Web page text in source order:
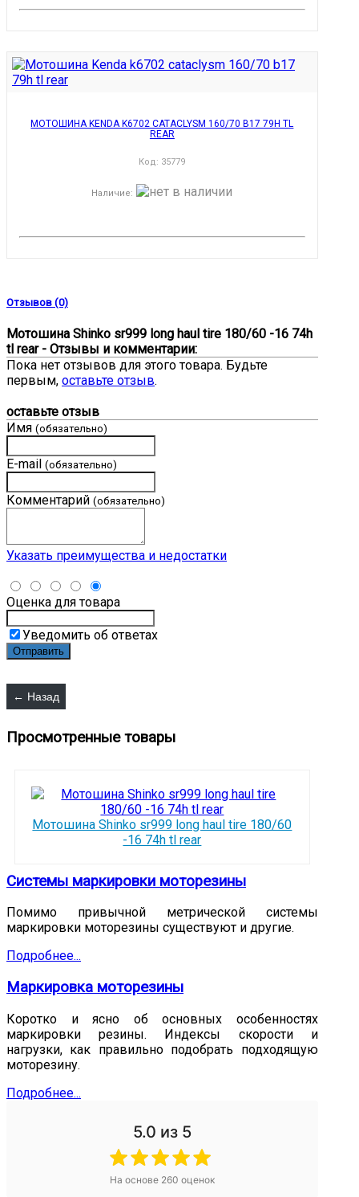
МОТОШИНА KENDA K6702 CATACLYSM 160/70 B17 79H TL
REAR
Код: 35779
Наличие:
Отзывов (0)
Мотошина Shinko sr999 long haul tire 180/60 -16 74h
tl rear - Отзывы и комментарии:
Пока нет отзывов для этого товара. Будьте
первым, оставьте отзыв.
оставьте отзыв
Имя (обязательно)
E-mail (обязательно)
Комментарий (обязательно)
Указать преимущества и недостатки
Оценка для товара
Уведомить об ответах
Просмотренные товары
Мотошина Shinko sr999 long haul tire 180/60
-16 74h tl rear
Системы маркировки моторезины
Помимо привычной метрической системы
маркировки моторезины существуют и другие.
Подробнее...
Маркировка моторезины
Коротко и ясно об основных особенностях
маркировки резины. Индексы скорости и
нагрузки, как правильно подобрать подходящую
моторезину.
Подробнее...
5.0 из 5
На основе 260 оценок